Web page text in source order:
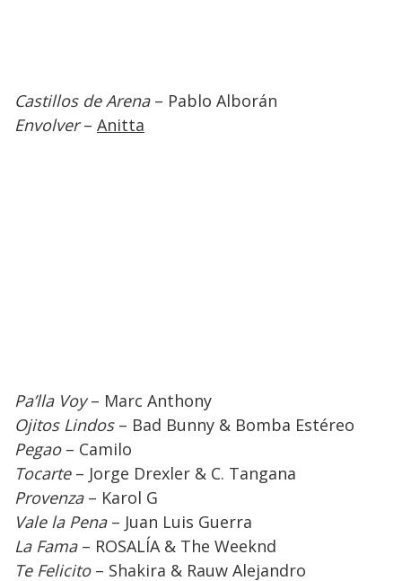
Castillos de Arena– Pablo Alborán
Envolver– Anitta
Pa’lla Voy– Marc Anthony
Ojitos Lindos– Bad Bunny & Bomba Estéreo
Pegao– Camilo
Tocarte– Jorge Drexler & C. Tangana
Provenza– Karol G
Vale la Pena– Juan Luis Guerra
La Fama– ROSALÍA & The Weeknd
Te Felicito– Shakira & Rauw Alejandro